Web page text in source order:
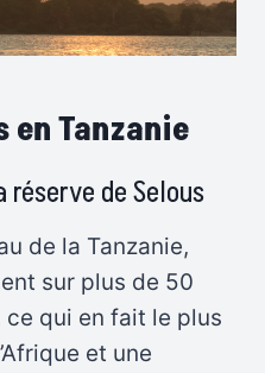
en Tanzanie
réserve de Selous
de la Tanzanie,
sur plus de 50
qui en fait le plus
et une